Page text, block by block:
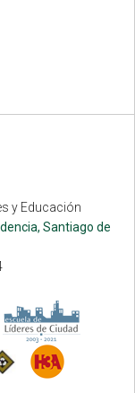
y Educación
Santiago de